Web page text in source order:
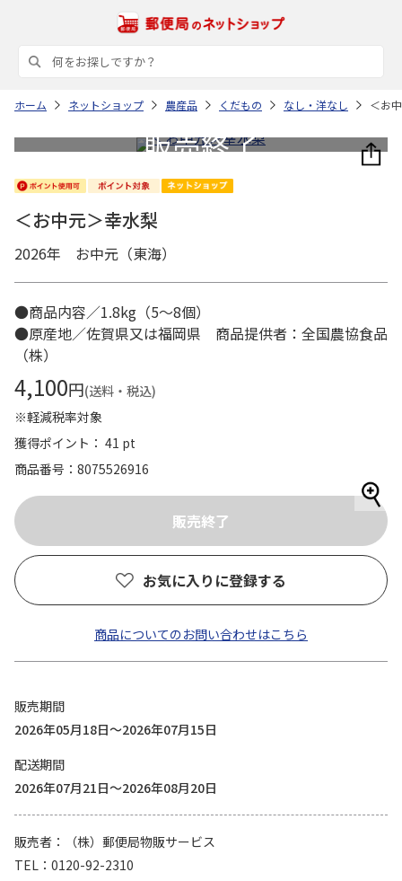
ホーム ネットショップ 農産品 くだもの なし・洋なし ＜お
＜お中元＞幸水梨
2026年 お中元（東海）
●商品内容／1.8kg（5～8個）
●原産地／佐賀県又は福岡県 商品提供者：全国農協食品
（株）
4,100円(送料・税込)
※軽減税率対象
獲得ポイント： 41 pt
商品番号
8075526916
お気に入りに登録する
商品についてのお問い合わせはこちら
販売期間
2026年05月18日～2026年07月15日
配送期間
2026年07月21日～2026年08月20日
販売者
（株）郵便局物販サービス
TEL
0120-92-2310